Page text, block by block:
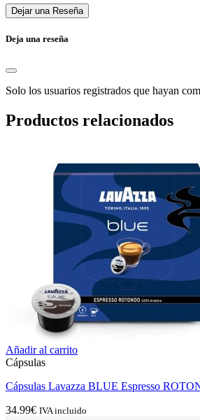
Dejar una Reseña
Deja una reseña
Solo los usuarios registrados que hayan
Productos relacionados
Añadir al carrito
Cápsulas
Cápsulas Lavazza BLUE Espresso
34.99€ IVA incluido